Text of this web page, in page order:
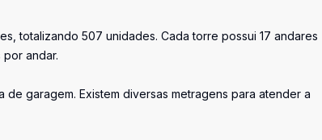
totalizando 507 unidades. Cada torre possui 17 andares
andar.
garagem. Existem diversas metragens para atender a